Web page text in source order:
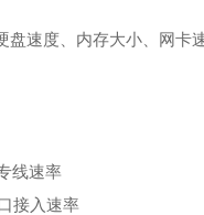
盘速度、内存大小、网卡
线速率
接入速率